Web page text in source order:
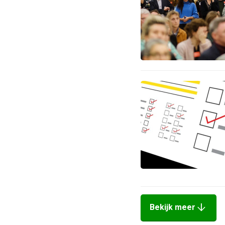
Bekijk meer arrow_downward